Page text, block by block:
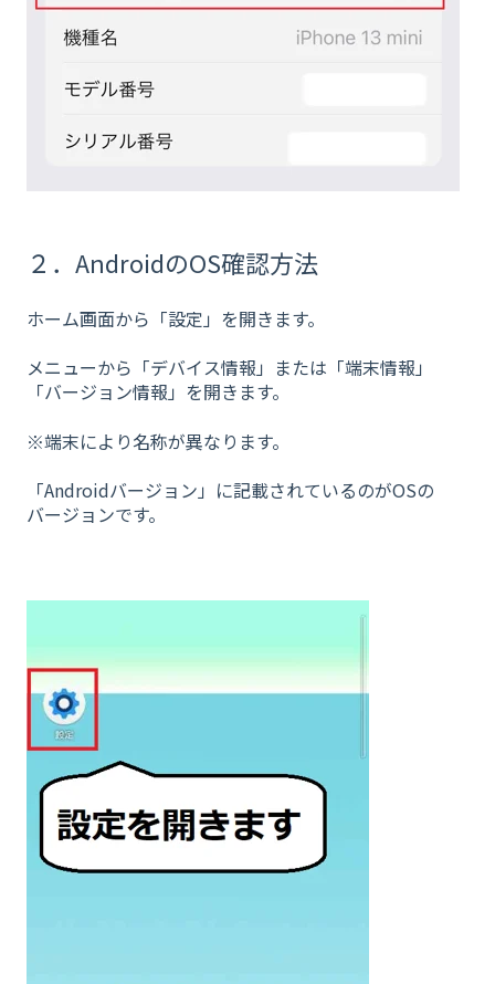
２．AndroidのOS確認方法
ホーム画面から「設定」を開きます。
メニューから「デバイス情報」または「端末情報」
「バージョン情報」を開きます。
※端末により名称が異なります。
「Androidバージョン」に記載されているのがOSの
バージョンです。